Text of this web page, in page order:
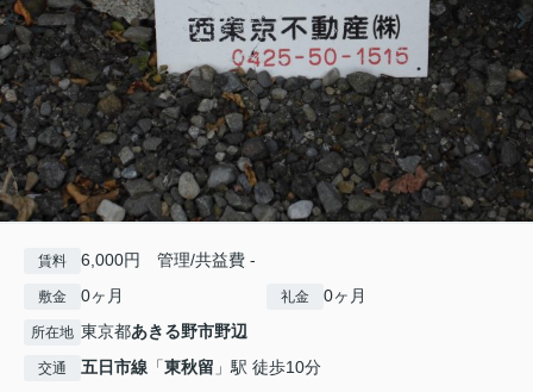
賃料 6,000円 管理/共益費 -
敷金 0ヶ月 礼金 0ヶ月
所在地 東京都あきる野市野辺
交通 五日市線 「東秋留 」駅 徒歩10分